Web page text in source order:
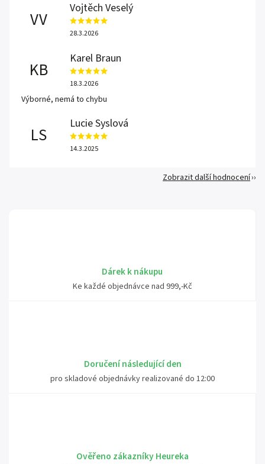
Dárek k nákupu
Ke každé objednávce nad 999,-Kč
Doručení následující den
pro skladové objednávky realizované do 12:00
Ověřeno zákazníky Heureka
VV
Vojtěch Veselý
28.3.2026
KB
Karel Braun
18.3.2026
Výborné, nemá to chybu
LS
Lucie Syslová
14.3.2025
Zobrazit další hodnocení